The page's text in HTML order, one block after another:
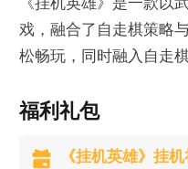
戏，融合了自走棋策略
松畅玩，同时融入自走
福利礼包
《挂机英雄》挂